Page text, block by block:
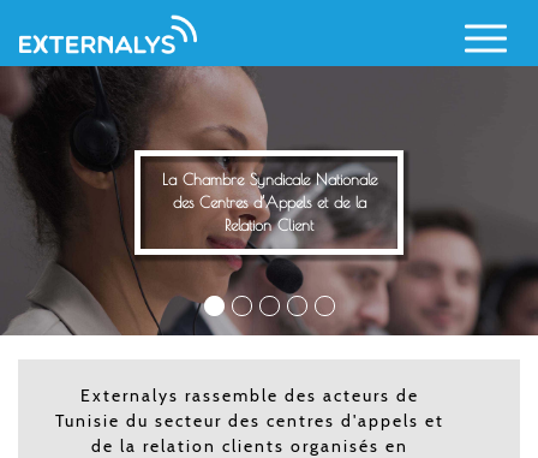
Aller
au
contenu
principal
la
Relation Client
Externalys rassemble des acteurs de
Tunisie du secteur des centres d'appels et
de la relation clients organisés en